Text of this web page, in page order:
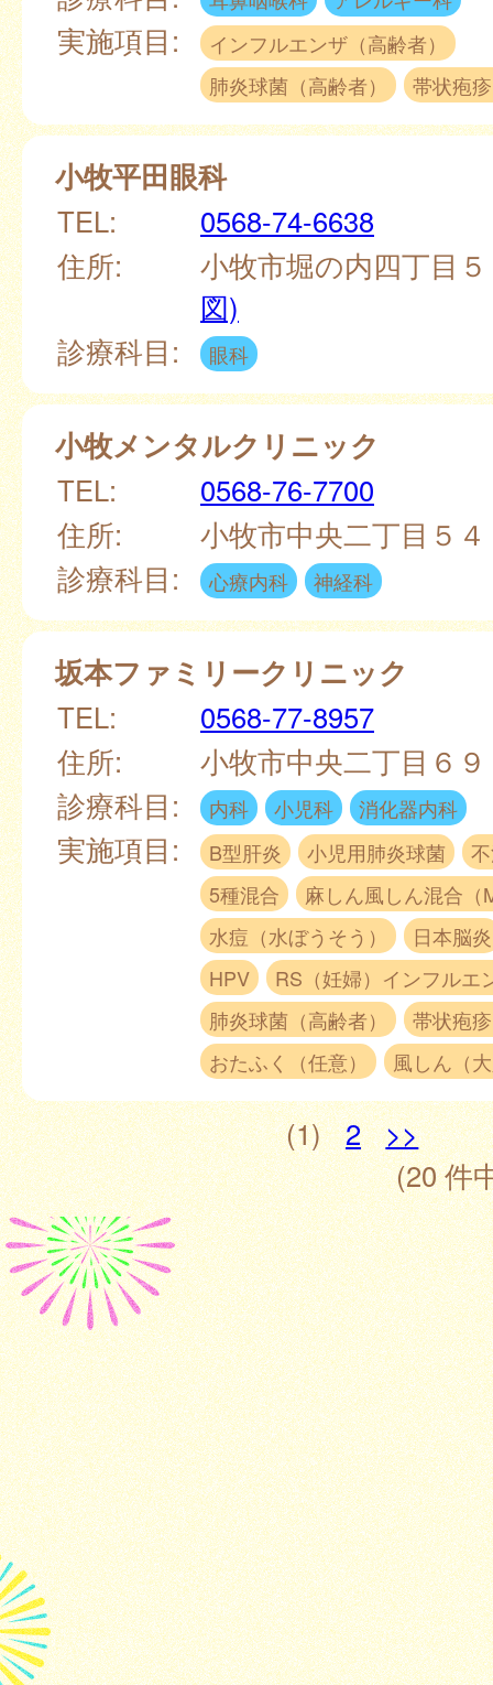
実施項目:
インフルエンザ（高齢者）
肺炎球菌（高齢者）
帯状疱
小牧平田眼科
TEL:
0568-74-6638
住所:
小牧市堀の内四丁目
図)
診療科目:
眼科
小牧メンタルクリニック
TEL:
0568-76-7700
住所:
小牧市中央二丁目５４
診療科目:
心療内科 神経科
坂本ファミリークリニック
TEL:
0568-77-8957
住所:
小牧市中央二丁目６９
診療科目:
内科 小児科 消化器内科
実施項目: B型肝炎 小児用肺炎球菌
5種混合
麻しん風しん混合（
水痘（水ぼうそう）
日本脳炎
HPV
RS（妊婦）インフルエ
肺炎球菌（高齢者）
帯状疱
おたふく（任意）
風しん（
(1) 2
>>
(20 件